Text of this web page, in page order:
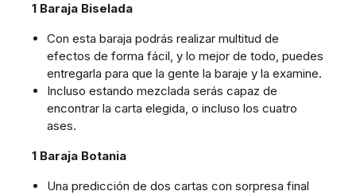
1 Baraja Biselada
Con esta baraja podrás realizar multitud de
efectos de forma fácil, y lo mejor de todo, puedes
entregarla para que la gente la baraje y la examine.
Incluso estando mezclada serás capaz de
encontrar la carta elegida, o incluso los cuatro
ases.
1 Baraja Botania
Una predicción de dos cartas con sorpresa final